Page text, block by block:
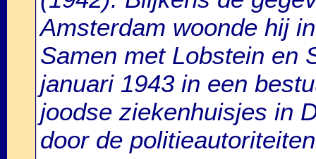
Amsterdam woonde hij
Samen met Lobstein en
januari 1943 in een
joodse ziekenhuisjes in
door de